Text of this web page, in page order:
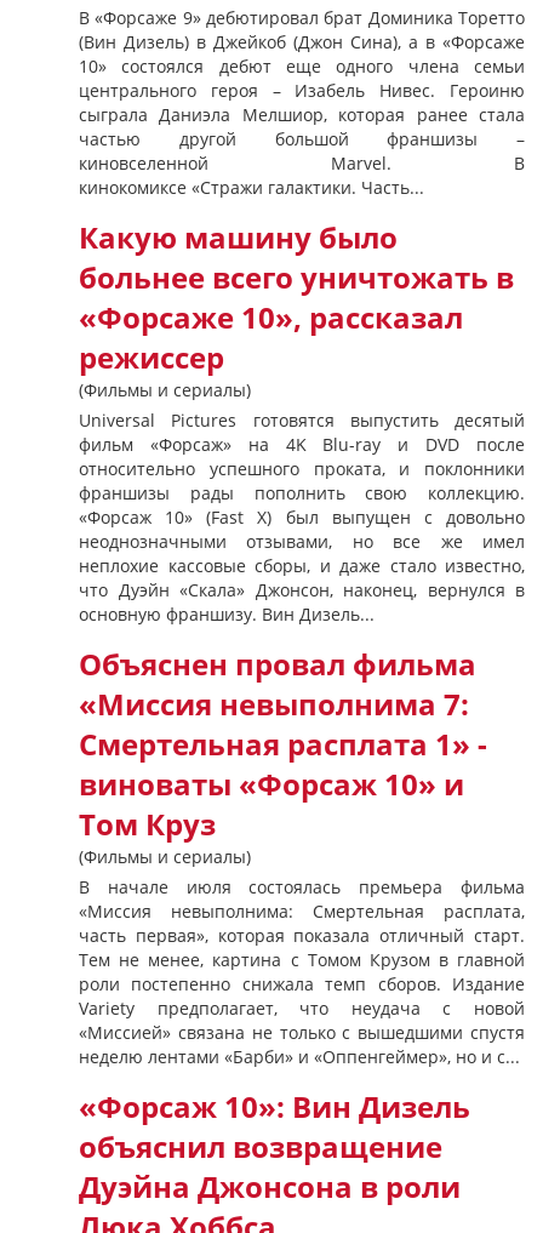
В «Форсаже 9» дебютировал брат Доминика Торетто
(Вин Дизель) в Джейкоб (Джон Сина), а в «Форсаже
10» состоялся дебют еще одного члена семьи
центрального героя – Изабель Нивес. Героиню
сыграла Даниэла Мелшиор, которая ранее стала
частью другой большой франшизы –
киновселенной Marvel. В
кинокомиксе «Стражи галактики. Часть...
Какую машину было
больнее всего уничтожать в
«Форсаже 10», рассказал
режиссер
(Фильмы и сериалы)
Universal Pictures готовятся выпустить десятый
фильм «Форсаж» на 4K Blu-ray и DVD после
относительно успешного проката, и поклонники
франшизы рады пополнить свою коллекцию.
«Форсаж 10» (Fast X) был выпущен с довольно
неоднозначными отзывами, но все же имел
неплохие кассовые сборы, и даже стало известно,
что Дуэйн «Скала» Джонсон, наконец, вернулся в
основную франшизу. Вин Дизель...
Объяснен провал фильма
«Миссия невыполнима 7:
Смертельная расплата 1» -
виноваты «Форсаж 10» и
Том Круз
(Фильмы и сериалы)
В начале июля состоялась премьера фильма
«Миссия невыполнима: Смертельная расплата,
часть первая», которая показала отличный старт.
Тем не менее, картина с Томом Крузом в главной
роли постепенно снижала темп сборов. Издание
Variety предполагает, что неудача с новой
«Миссией» связана не только с вышедшими спустя
неделю лентами «Барби» и «Оппенгеймер», но и с...
«Форсаж 10»: Вин Дизель
объяснил возвращение
Дуэйна Джонсона в роли